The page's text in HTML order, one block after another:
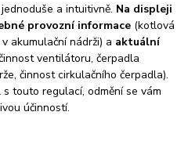
a intuitivně. Na displeji
provozní informace (kotlová
akumulační nádrži) a aktuální
ventilátoru, čerpadla
činnost cirkulačního čerpadla).
touto regulací, odmění se vám
účinností.